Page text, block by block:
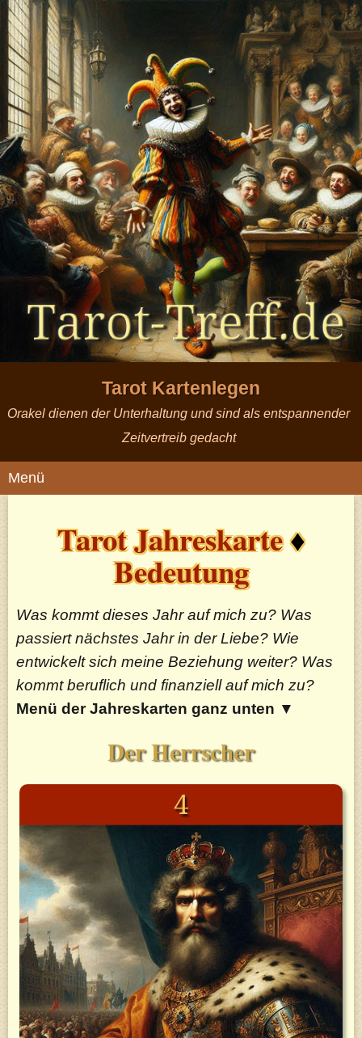
Tarot Jahreskarte♦
Bedeutung
Was kommt dieses Jahr auf mich zu? Was
passiert nächstes Jahr in der Liebe? Wie
entwickelt sich meine Beziehung weiter? Was
kommt beruflich und finanziell auf mich zu?
Menü der Jahreskarten ganz unten ▼
Der Herrscher
Tarot Kartenlegen
Orakel dienen der Unterhaltung und sind als entspannender
Zeitvertreib gedacht
Menü